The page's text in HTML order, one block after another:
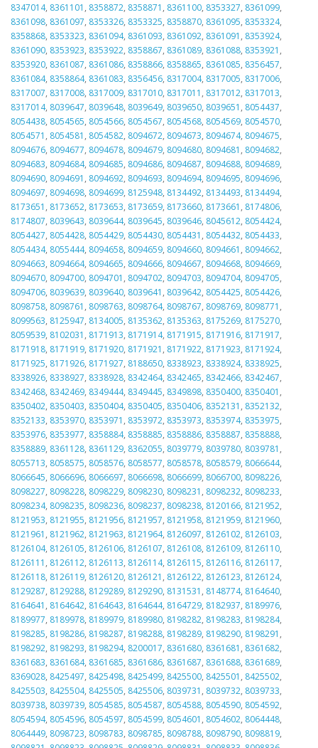
8347014, 8361101 , 8358872, 8358871 , 8361100, 8353327, 8361099,
8361098, 8361097, 8353326, 8353325, 8358870, 8361095, 8353324,
8358868, 8353323, 8361094, 8361093, 8361092, 8361091 , 8353924,
8361090, 8353923, 8353922, 8358867, 8361089, 8361088, 8353921 ,
8353920, 8361087, 8361086, 8358866, 8358865, 8361085, 8356457,
8361084, 8358864, 8361083, 8356456, 8317004, 8317005, 8317006,
8317007, 8317008, 8317009, 8317010, 8317011 , 8317012, 8317013,
8317014, 8039647, 8039648, 8039649, 8039650, 8039651 , 8054437,
8054438, 8054565, 8054566, 8054567, 8054568, 8054569, 8054570,
8054571 , 8054581 , 8054582, 8094672, 8094673, 8094674, 8094675,
8094676, 8094677, 8094678, 8094679, 8094680, 8094681 , 8094682,
8094683, 8094684, 8094685, 8094686, 8094687, 8094688, 8094689,
8094690, 8094691 , 8094692, 8094693, 8094694, 8094695, 8094696,
8094697, 8094698, 8094699, 8125948, 8134492, 8134493, 8134494,
8173651 , 8173652, 8173653, 8173659, 8173660, 8173661 , 8174806,
8174807, 8039643, 8039644, 8039645, 8039646, 8045612, 8054424,
8054427, 8054428, 8054429, 8054430, 8054431 , 8054432, 8054433,
8054434, 8055444, 8094658, 8094659, 8094660, 8094661 , 8094662,
8094663, 8094664, 8094665, 8094666, 8094667, 8094668, 8094669,
8094670, 8094700, 8094701 , 8094702, 8094703, 8094704, 8094705,
8094706, 8039639, 8039640, 8039641 , 8039642, 8054425, 8054426,
8098758, 8098761 , 8098763, 8098764, 8098767, 8098769, 8098771 ,
8099563, 8125947, 8134005, 8135362, 8135363, 8175269, 8175270,
8059539, 8102031 , 8171913, 8171914, 8171915, 8171916, 8171917,
8171918, 8171919, 8171920, 8171921 , 8171922, 8171923, 8171924,
8171925, 8171926, 8171927, 8188650, 8338923, 8338924, 8338925,
8338926, 8338927, 8338928, 8342464, 8342465, 8342466, 8342467,
8342468, 8342469, 8349444, 8349445, 8349898, 8350400, 8350401 ,
8350402, 8350403, 8350404, 8350405, 8350406, 8352131 , 8352132,
8352133, 8353970, 8353971 , 8353972, 8353973, 8353974, 8353975,
8353976, 8353977, 8358884, 8358885, 8358886, 8358887, 8358888,
8358889, 8361128, 8361129, 8362055, 8039779, 8039780, 8039781 ,
8055713, 8058575, 8058576, 8058577, 8058578, 8058579, 8066644,
8066645, 8066696, 8066697, 8066698, 8066699, 8066700, 8098226,
8098227, 8098228, 8098229, 8098230, 8098231 , 8098232, 8098233,
8098234, 8098235, 8098236, 8098237, 8098238, 8120166, 8121952,
8121953, 8121955, 8121956, 8121957, 8121958, 8121959, 8121960,
8121961 , 8121962, 8121963, 8121964, 8126097, 8126102, 8126103,
8126104, 8126105, 8126106, 8126107, 8126108, 8126109, 8126110,
8126111 , 8126112, 8126113, 8126114, 8126115, 8126116, 8126117,
8126118, 8126119, 8126120, 8126121 , 8126122, 8126123, 8126124,
8129287, 8129288, 8129289, 8129290, 8131531 , 8148774, 8164640,
8164641 , 8164642, 8164643, 8164644, 8164729, 8182937, 8189976,
8189977, 8189978, 8189979, 8189980, 8198282, 8198283, 8198284,
8198285, 8198286, 8198287, 8198288, 8198289, 8198290, 8198291 ,
8198292, 8198293, 8198294, 8200017, 8361680, 8361681 , 8361682,
8361683, 8361684, 8361685, 8361686, 8361687, 8361688, 8361689,
8369028, 8425497, 8425498, 8425499, 8425500, 8425501 , 8425502,
8425503, 8425504, 8425505, 8425506, 8039731 , 8039732, 8039733,
8039738, 8039739, 8054585, 8054587, 8054588, 8054590, 8054592,
8054594, 8054596, 8054597, 8054599, 8054601 , 8054602, 8064448,
8064449, 8098723, 8098783, 8098785, 8098788, 8098790, 8098819,